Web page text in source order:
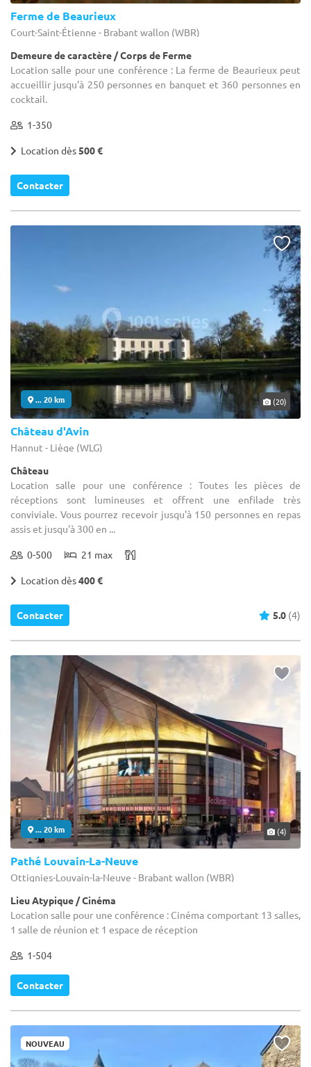
Ferme de Beaurieux
Court-Saint-Étienne - Brabant wallon (WBR)
Demeure de caractère / Corps de Ferme
Location salle pour une conférence : La ferme de Beaurieux peut
accueillir jusqu'à 250 personnes en banquet et 360 personnes en
cocktail.
1-350
Location dès500 €
Contacter
... 20 km (20)
Château d'Avin
Hannut - Liège (WLG)
Château
Location salle pour une conférence : Toutes les pièces de
réceptions sont lumineuses et offrent une enfilade très
conviviale. Vous pourrez recevoir jusqu'à 150 personnes en repas
assis et jusqu'à 300 en ...
0-500 21 max
Location dès400 €
Contacter 5.0 (4)
... 20 km (4)
Pathé Louvain-La-Neuve
Ottignies-Louvain-la-Neuve - Brabant wallon (WBR)
Lieu Atypique / Cinéma
Location salle pour une conférence : Cinéma comportant 13 salles,
1 salle de réunion et 1 espace de réception
1-504
Contacter
NOUVEAU